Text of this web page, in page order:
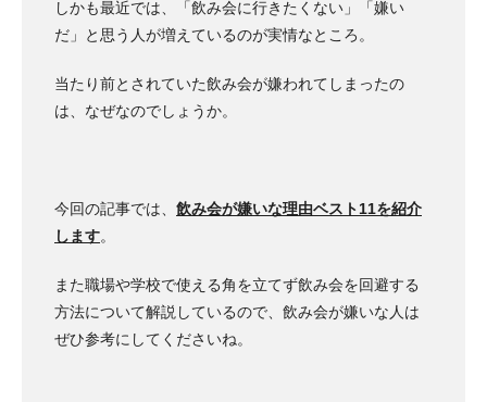
しかも最近では、「飲み会に行きたくない」「嫌い
だ」と思う人が増えているのが実情なところ。
当たり前とされていた飲み会が嫌われてしまったの
は、なぜなのでしょうか。
今回の記事では、 飲み会が嫌いな理由ベスト11を紹介
します。
また職場や学校で使える角を立てず飲み会を回避する
方法について解説しているので、飲み会が嫌いな人は
ぜひ参考にしてくださいね。